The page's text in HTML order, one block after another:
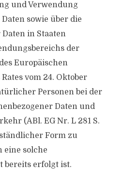
und Verwendung
sowie über die
in Staaten
der
Europäischen
vom 24. Oktober
Personen bei der
Daten und
(ABl. EG Nr. L 281 S.
Form zu
eine solche
erfolgt ist.